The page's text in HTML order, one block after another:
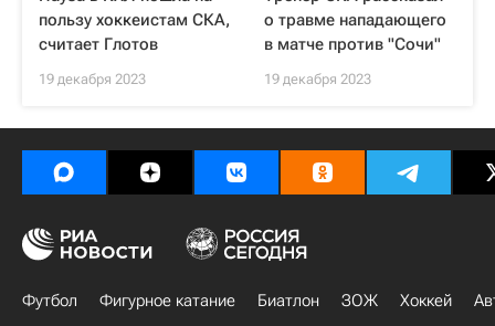
пользу хоккеистам СКА,
считает Глотов
19 декабря 2023
о травме нападающего
в матче против "Сочи"
19 декабря 2023
Футбол Фигурное катание Биатлон ЗОЖ Хоккей